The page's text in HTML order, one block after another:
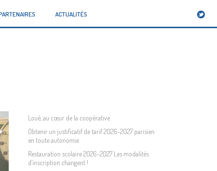
ACTUALITÉS
Loué, au cœur de la coopérative
Obtenir un justificatif de tarif 2026-2027 parisien
en toute autonomie
Restauration scolaire 2026-2027 Les modalités
d’inscription changent !